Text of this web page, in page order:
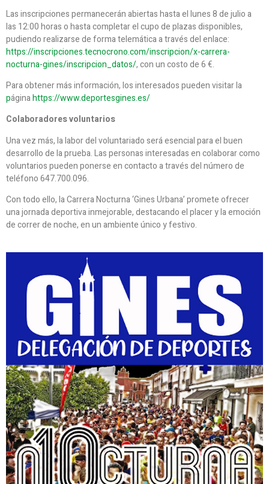
Las inscripciones permanecerán abiertas hasta el lunes 8 de julio a
las 12:00 horas o hasta completar el cupo de plazas disponibles,
pudiendo realizarse de forma telemática a través del enlace:
https://inscripciones.tecnocrono.com/inscripcion/x-carrera-
nocturna-gines/inscripcion_datos/, con un costo de 6 €.
Para obtener más información, los interesados pueden visitar la
páginahttps://www.deportesgines.es/
Colaboradores voluntarios
Una vez más, la labor del voluntariado será esencial para el buen
desarrollo de la prueba. Las personas interesadas en colaborar como
voluntarios pueden ponerse en contacto a través del número de
teléfono 647.700.096.
Con todo ello, la Carrera Nocturna ‘Gines Urbana’ promete ofrecer
una jornada deportiva inmejorable, destacando el placer y la emoción
de correr de noche, en un ambiente único y festivo.